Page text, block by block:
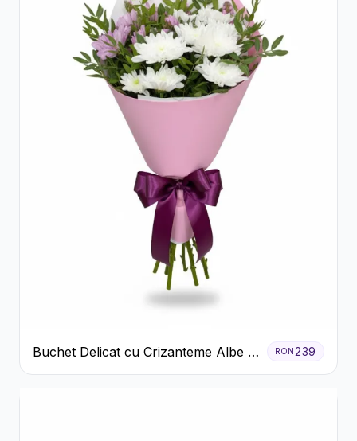
Buchet Delicat cu Crizanteme Albe și
Mov
RON 239